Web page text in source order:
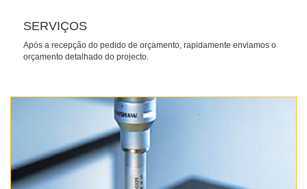
SERVIÇOS
Após a recepção do pedido de orçamento, rapidamente enviamos o
orçamento detalhado do projecto.